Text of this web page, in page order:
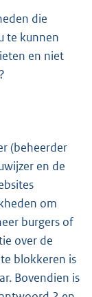
die
te kunnen
en niet
(beheerder
en de
om
burgers of
over de
blokkeren is
Bovendien is